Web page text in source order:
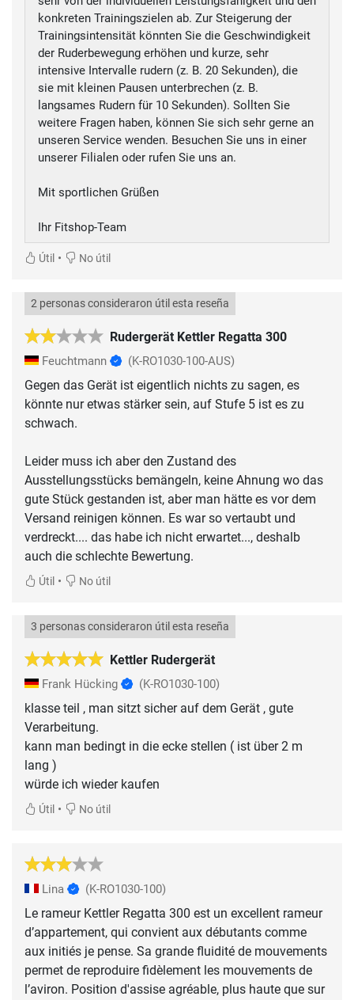
konkreten Trainingszielen ab. Zur Steigerung der
Trainingsintensität könnten Sie die Geschwindigkeit
der Ruderbewegung erhöhen und kurze, sehr
intensive Intervalle rudern (z. B. 20 Sekunden), die
sie mit kleinen Pausen unterbrechen (z. B.
langsames Rudern für 10 Sekunden). Sollten Sie
weitere Fragen haben, können Sie sich sehr gerne an
unseren Service wenden. Besuchen Sie uns in einer
unserer Filialen oder rufen Sie uns an.
Mit sportlichen Grüßen
Ihr Fitshop-Team
Útil • No útil
Rudergerät Kettler Regatta 300
2 personas consideraron útil esta reseña
Feuchtmann (K-RO1030-100-AUS)
Gegen das Gerät ist eigentlich nichts zu sagen, es
könnte nur etwas stärker sein, auf Stufe 5 ist es zu
schwach.
Leider muss ich aber den Zustand des
Ausstellungsstücks bemängeln, keine Ahnung wo das
gute Stück gestanden ist, aber man hätte es vor dem
Versand reinigen können. Es war so vertaubt und
verdreckt.... das habe ich nicht erwartet..., deshalb
auch die schlechte Bewertung.
Útil • No útil
Kettler Rudergerät
3 personas consideraron útil esta reseña
Frank Hücking (K-RO1030-100)
klasse teil , man sitzt sicher auf dem Gerät , gute
Verarbeitung.
kann man bedingt in die ecke stellen ( ist über 2 m
lang )
würde ich wieder kaufen
Útil • No útil
Lina (K-RO1030-100)
Le rameur Kettler Regatta 300 est un excellent rameur
d’appartement, qui convient aux débutants comme
aux initiés je pense. Sa grande fluidité de mouvements
permet de reproduire fidèlement les mouvements de
l’aviron. Position d'assise agréable, plus haute que sur